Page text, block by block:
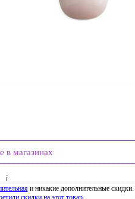
в магазинах
ℹ
и никакие дополнительные скидки.
скидки на этот товар.